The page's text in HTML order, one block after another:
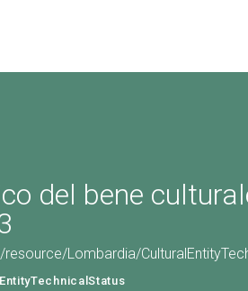
del bene
Lombardia/